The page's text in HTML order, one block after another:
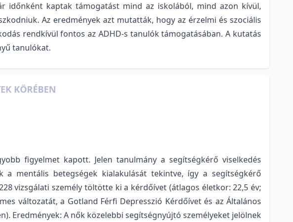
időnként kaptak támogatást mind az iskolából, mind azon kívül,
Az eredmények azt mutatták, hogy az érzelmi és szociális
rendkívül fontos az ADHD-s tanulók támogatásában. A kutatás
tanulókat.
KÖRÉBEN
figyelmet kapott. Jelen tanulmány a segítségkérő viselkedés
mentális betegségek kialakulását tekintve, így a segítségkérő
vizsgálati személy töltötte ki a kérdőívet (átlagos életkor: 22,5 év;
változatát, a Gotland Férfi Depresszió Kérdőívet és az Általános
Eredmények: A nők közelebbi segítségnyújtó személyeket jelölnek